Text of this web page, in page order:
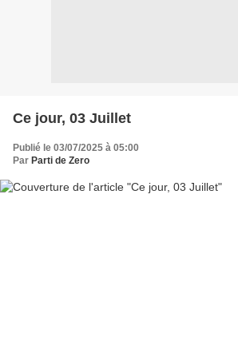
Ce jour, 03 Juillet
Publié le 03/07/2025 à 05:00
Par Parti de Zero